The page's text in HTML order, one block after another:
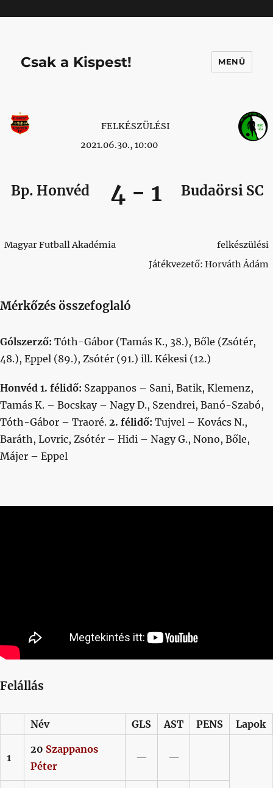
Csak a Kispest! MENÜ
FELKÉSZÜLÉSI
2021.06.30., 10:00
Bp. Honvéd 4 - 1 Budaörsi SC
Magyar Futball Akadémia
felkészülési
Játékvezető: Horváth Ádám
Mérkőzés összefoglaló
Gólszerző: Tóth-Gábor (Tamás K., 38.), Bőle (Zsótér,
48.), Eppel (89.), Zsótér (91.) ill. Kékesi (12.)
Honvéd 1. félidő: Szappanos – Sani, Batik, Klemenz,
Tamás K. – Bocskay – Nagy D., Szendrei, Banó-Szabó,
Tóth-Gábor – Traoré. 2. félidő: Tujvel – Kovács N.,
Baráth, Lovric, Zsótér – Hidi – Nagy G., Nono, Bőle,
Májer – Eppel
Felállás
Név GLS AST PENS Lapok
1
20 Szappanos
Péter
— —